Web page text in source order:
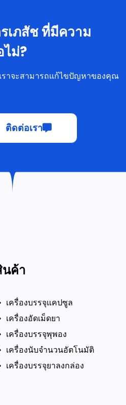
เภสัช ที่มีความ
ไม่?
าจะสามารถแก้ไขปัญหาของคุณ
ติดต่อเรา
ค้า
เครื่องบรรจุแคปซูล
เครื่องอัดเม็ดยา
เครื่องบรรจุพุพอง
เครื่องนับจำนวนอัตโนมัติ
เครื่องบรรจุยาลงกล่อง